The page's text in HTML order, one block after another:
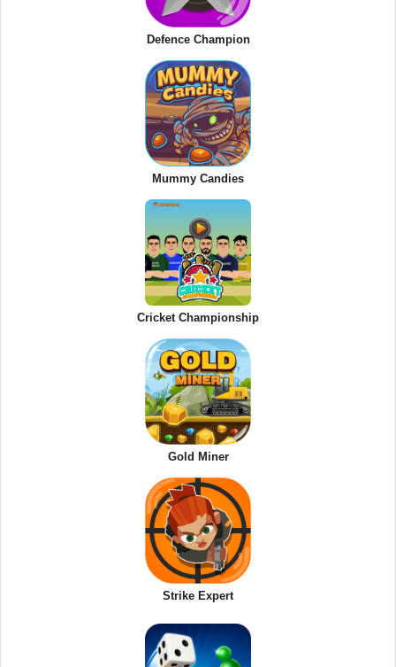
Defence Champion
Mummy Candies
Cricket Championship
Gold Miner
Strike Expert